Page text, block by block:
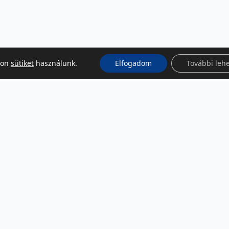
sütikethasználunk. Elfogadom További